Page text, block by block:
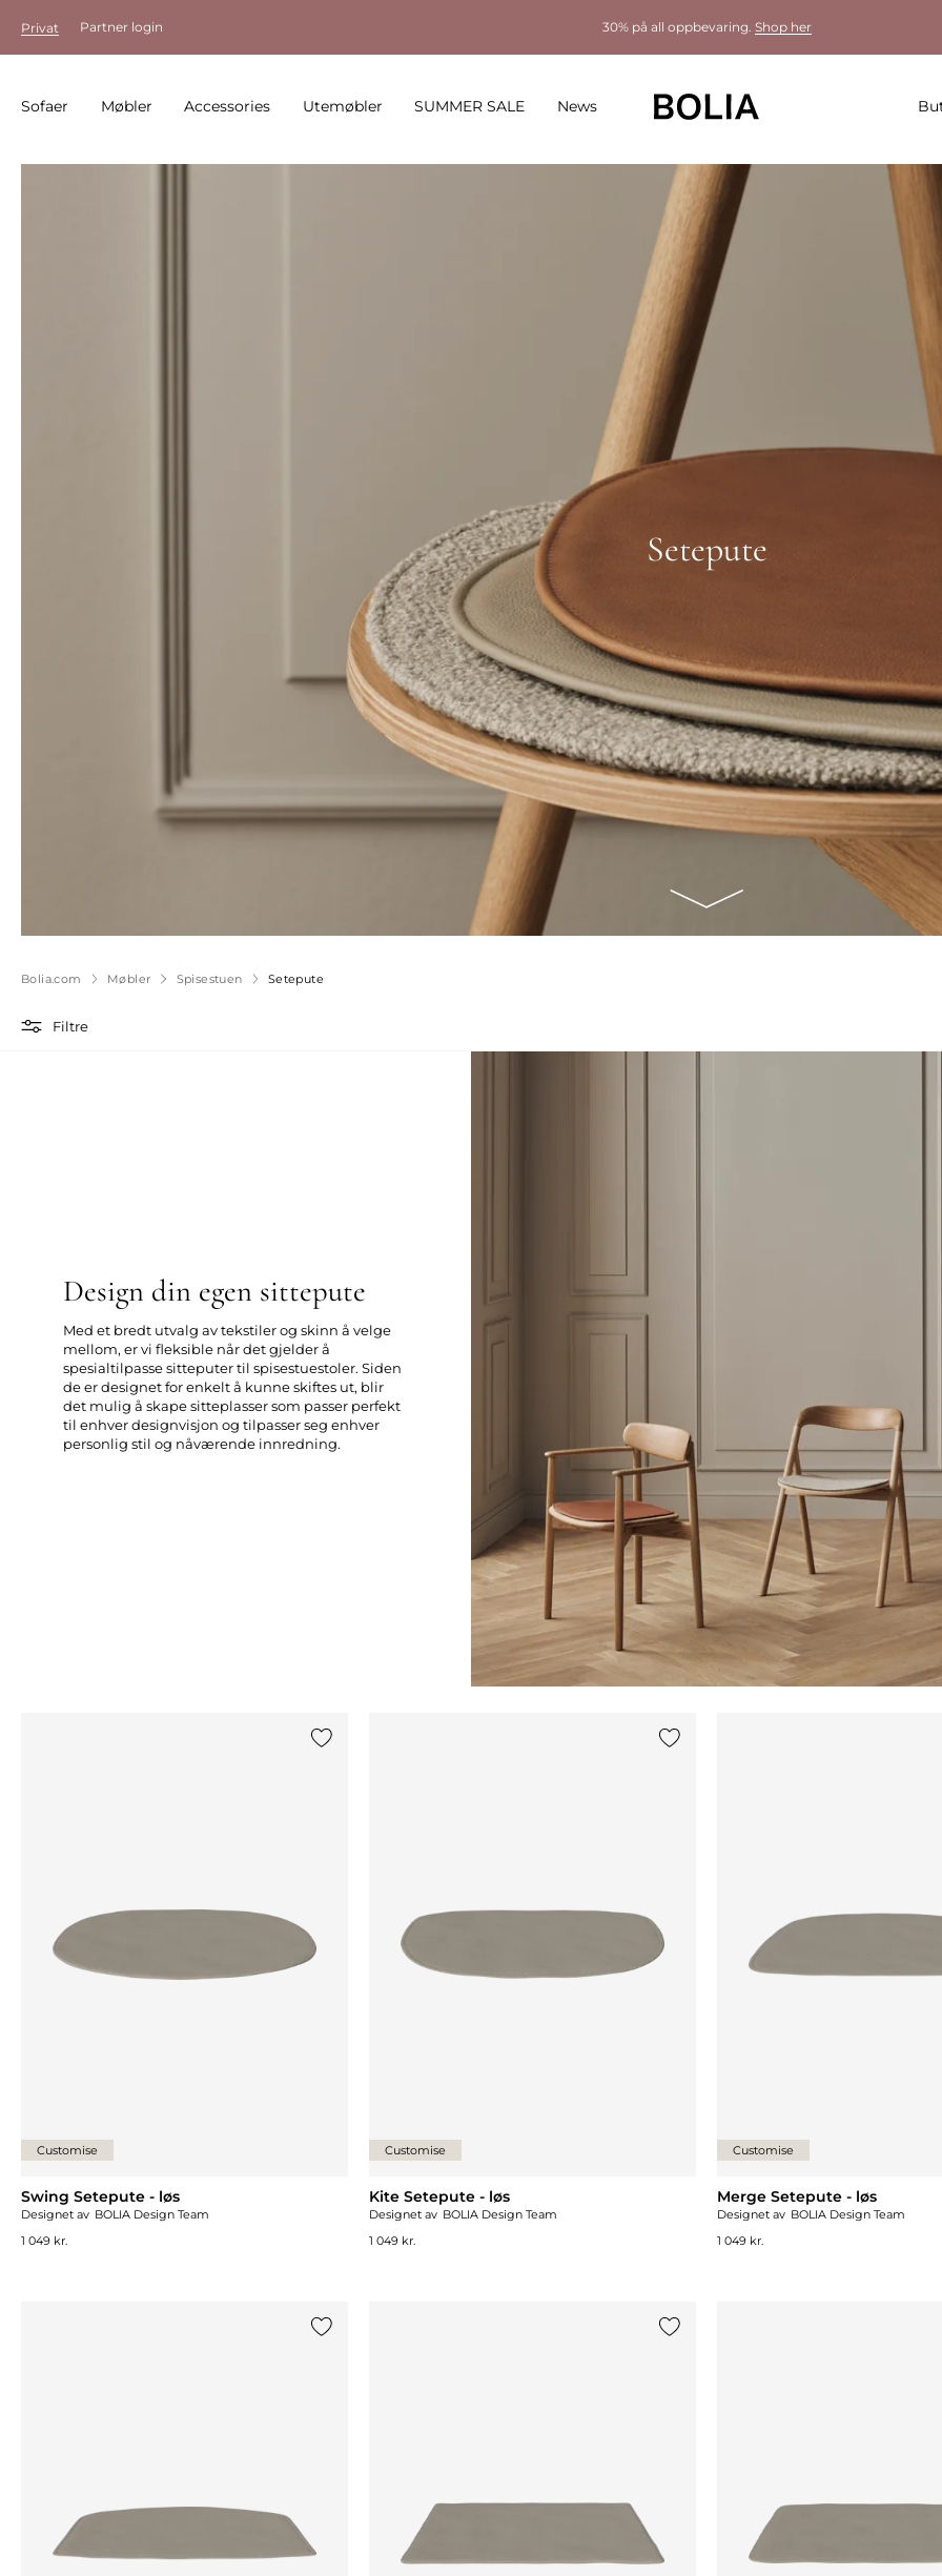
Privat Partner login 30% på all oppbevaring. Shop her
Sofaer Møbler Accessories Utemøbler SUMMER SALE News
Setepute
Bolia.com Møbler Spisestuen Setepute
Filtre
Design din egen sittepute
Med et bredt utvalg av tekstiler og skinn å velge
mellom, er vi fleksible når det gjelder å
spesialtilpasse sitteputer til spisestuestoler. Siden
de er designet for enkelt å kunne skiftes ut, blir
det mulig å skape sitteplasser som passer perfekt
til enhver designvisjon og tilpasser seg enhver
personlig stil og nåværende innredning.
Customise
Swing Setepute - løs
Designet av BOLIA Design Team
1 049 kr.
Customise
Kite Setepute - løs
Designet av BOLIA Design Team
1 049 kr.
Customise
Merge Setepute - løs
Designet av BOLIA Design Team
1 049 kr.